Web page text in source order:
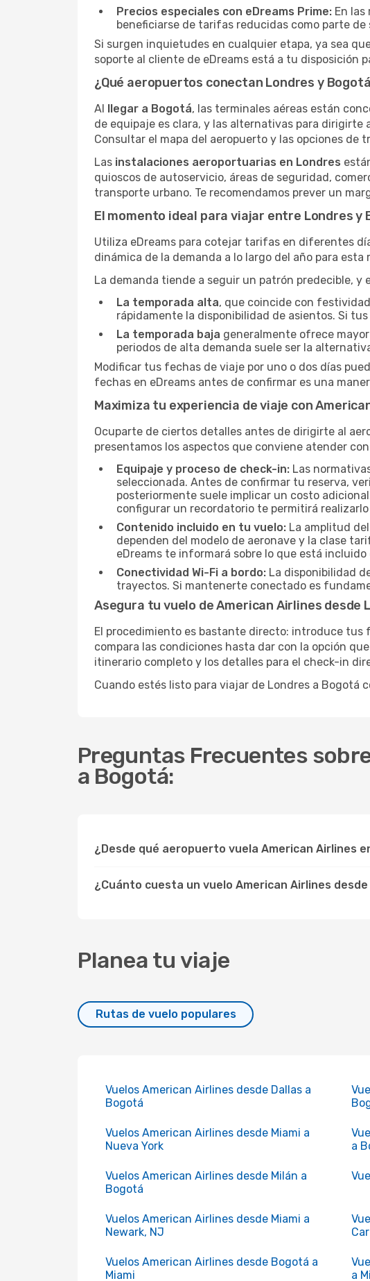
Precios especiales con eDreams Prime: En
beneficiarse de tarifas reducidas como parte de
Si surgen inquietudes en cualquier etapa, ya sea
soporte al cliente de eDreams está a tu disposición
¿Qué aeropuertos conectan Londres y
Al llegar a Bogotá, las terminales aéreas están
de equipaje es clara, y las alternativas para
Consultar el mapa del aeropuerto y las opciones
Las instalaciones aeroportuarias en Londres
quioscos de autoservicio, áreas de seguridad,
transporte urbano. Te recomendamos prever un
El momento ideal para viajar entre Londres y
Utiliza eDreams para cotejar tarifas en diferentes
dinámica de la demanda a lo largo del año para
La demanda tiende a seguir un patrón predecible, y
La temporada alta, que coincide con
rápidamente la disponibilidad de asientos. Si
La temporada baja generalmente ofrece
periodos de alta demanda suele ser la
Modificar tus fechas de viaje por uno o dos días
fechas en eDreams antes de confirmar es una
Maximiza tu experiencia de viaje con
Ocuparte de ciertos detalles antes de dirigirte al
presentamos los aspectos que conviene atender
Equipaje y proceso de check-in: Las
seleccionada. Antes de confirmar tu reserva,
posteriormente suele implicar un costo
configurar un recordatorio te permitirá
Contenido incluido en tu vuelo: La amplitud
dependen del modelo de aeronave y la clase
eDreams te informará sobre lo que está
Conectividad Wi-Fi a bordo: La disponibilidad
trayectos. Si mantenerte conectado es
Asegura tu vuelo de American Airlines desde
El procedimiento es bastante directo: introduce tus
compara las condiciones hasta dar con la opción
itinerario completo y los detalles para el check-in
Cuando estés listo para viajar de Londres a Bogotá
Preguntas Frecuentes
a Bogotá:
¿Desde qué aeropuerto vuela American Airlines
¿Cuánto cuesta un vuelo American Airlines
Planea tu viaje
Rutas de vuelo populares
Vuelos American Airlines desde Dallas a
Bogotá
Vuelos American Airlines desde Miami a
Nueva York
a
Vuelos American Airlines desde Milán a
Bogotá
Vuelos American Airlines desde Miami a
Newark, NJ
Vuelos American Airlines desde Bogotá a
Miami
a